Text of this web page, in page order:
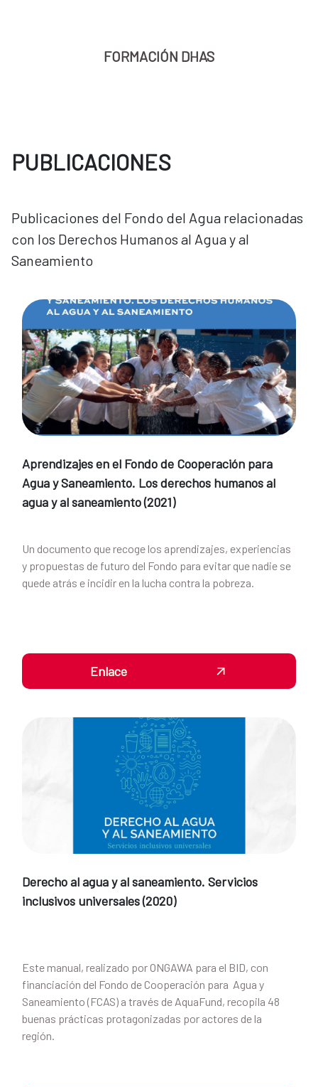
FORMACIÓN DHAS
PUBLICACIONES
Publicaciones del Fondo del Agua relacionadas
con los Derechos Humanos al Agua y al
Saneamiento
Aprendizajes en el Fondo de Cooperación para
Agua y Saneamiento. Los derechos humanos al
agua y al saneamiento (2021)
Un documento que recoge los aprendizajes, experiencias
y propuestas de futuro del Fondo para evitar que nadie se
quede atrás e incidir en la lucha contra la pobreza.
Enlace
Derecho al agua y al saneamiento. Servicios
inclusivos universales (2020)
Este manual, realizado por ONGAWA para el BID, con
financiación del Fondo de Cooperación para Agua y
Saneamiento (FCAS) a través de AquaFund, recopila 48
buenas prácticas protagonizadas por actores de la
región.